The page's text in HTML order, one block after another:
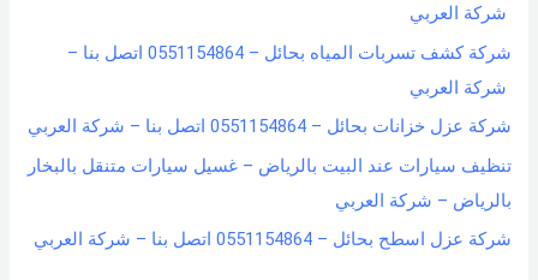
شركة العربي
شركة كشف تسربات المياه بحائل – 0551154864 اتصل بنا –
شركة العربي
شركة عزل خزانات بحائل – 0551154864 اتصل بنا – شركة العربي
تنظيف سيارات عند البيت بالرياض – غسيل سيارات متنقل بالبخار
بالرياض – شركة العربي
شركة عزل اسطح بحائل – 0551154864 اتصل بنا – شركة العربي